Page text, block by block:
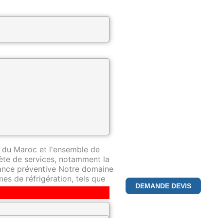
DEMANDE DEVIS
spécialisée dans la
Maroc et l'ensemble de
de services, notamment la
préventive Notre domaine
de réfrigération, tels que